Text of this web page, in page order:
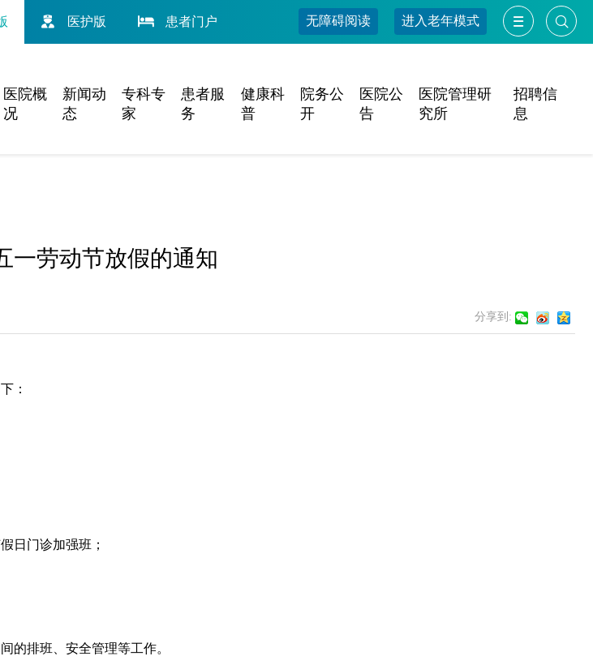
医护版 患者门户 无障碍阅读 进入老年模式
医院概
况
新闻动
态
专科专
家
患者服
务
健康科
普
院务公
开
医院公
告
医院管理研
究所
招聘信
息
一劳动节放假的通知
分享到:
：
日门诊加强班；
的排班、安全管理等工作。